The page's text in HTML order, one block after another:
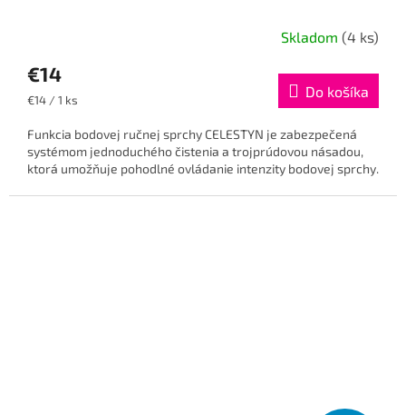
Skladom (4 ks)
€14
Jednotková
€14 / 1 ks Do košíka
Funkcia bodovej ručnej sprchy CELESTYN je zabezpečená
systémom jednoduchého čistenia a trojprúdovou násadou,
ktorá umožňuje pohodlné ovládanie intenzity bodovej sprchy.